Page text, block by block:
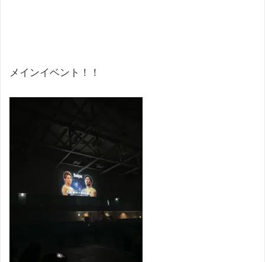
メインイベント！！